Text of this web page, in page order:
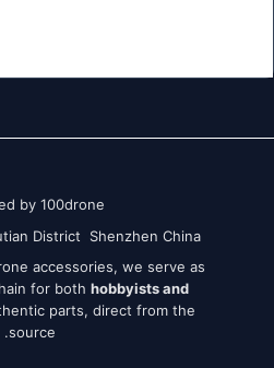
by 100drone
District Shenzhen China
accessories, we serve as
for both hobbyists and
parts, direct from the
source.